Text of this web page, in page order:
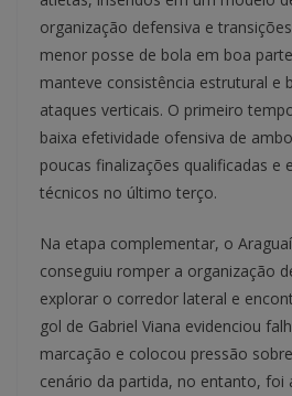
organização defensiva e
menor posse de bola em boa
manteve consistência estrutural e
ataques verticais. O primeiro
baixa efetividade ofensiva de
poucas finalizações qualificadas e
técnicos no último terço.
Na etapa complementar, o
conseguiu romper a organização
explorar o corredor lateral e
gol de Gabriel Viana evidenciou
marcação e colocou pressão
cenário da partida, no entanto, foi